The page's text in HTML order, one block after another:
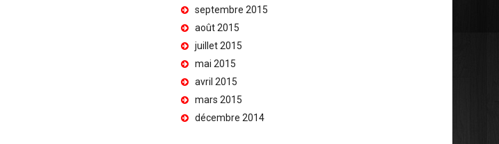
septembre 2015
août 2015
juillet 2015
mai 2015
avril 2015
mars 2015
décembre 2014